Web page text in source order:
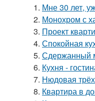
1. Мне 30 лет,
2. Монохром с
3. Проект
4. Спокойная
5. Сдержанный
6. Кухня -
7. Нюдовая
8. Квартира в